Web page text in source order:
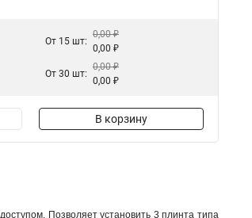
От 15 шт:
0,00 ₽
0,00 ₽
От 30 шт:
0,00 ₽
0,00 ₽
В корзину
Позволяет установить 3 плинта типа